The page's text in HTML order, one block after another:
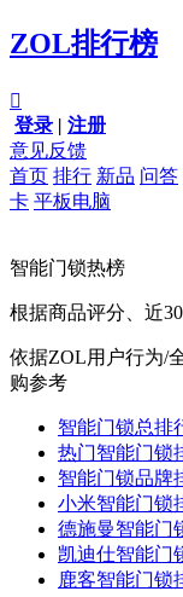
ZOL排行榜

登录 | 注册
意见反馈
首页 排行 新品 问答
卡 平板电脑
智能门锁热榜
根据商品评分、近
依据ZOL用户行为/
购参考
智能门锁总排
热门智能门锁
智能门锁品牌
小米智能门锁
德施曼智能门
凯迪仕智能门
鹿客智能门锁